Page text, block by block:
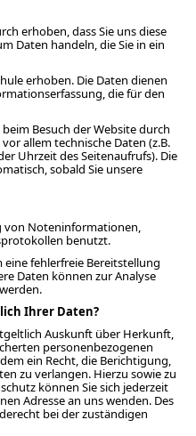
erhoben, dass Sie uns diese
Daten handeln, die Sie in ein
erhoben. Die Daten dienen
die für den
Besuch der Website durch
allem technische Daten (z.B.
Uhrzeit des Seitenaufrufs). Die
sobald Sie unsere
von Noteninformationen,
benutzt.
eine fehlerfreie Bereitstellung
Daten können zur Analyse
Ihrer Daten?
Auskunft über Herkunft,
personenbezogenen
ein Recht, die Berichtigung,
zu verlangen. Hierzu sowie zu
können Sie sich jederzeit
Adresse an uns wenden. Des
bei der zuständigen